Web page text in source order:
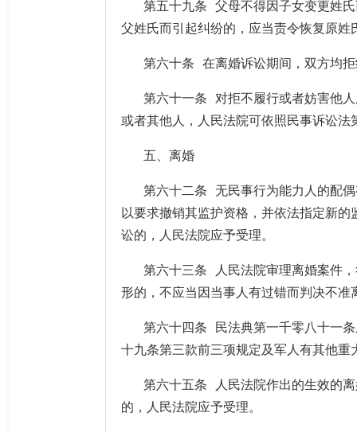
第五十九条 父母不得因子女变更姓
父姓氏而引起纠纷的，应当责令恢复原姓
第六十条 在离婚诉讼期间，双方均
第六十一条 对拒不履行或者妨害他
或者其他人，人民法院可依照民事诉讼
五、离婚
第六十二条 无民事行为能力人的配
以要求撤销其监护资格，并依法指定新
讼的，人民法院应予受理。
第六十三条 人民法院审理离婚案件
形的，不应当因当事人有过错而判决不准
第六十四条 民法典第一千零八十一
十九条第三款前三项规定及军人有其他
第六十五条 人民法院作出的生效的
的，人民法院应予受理。